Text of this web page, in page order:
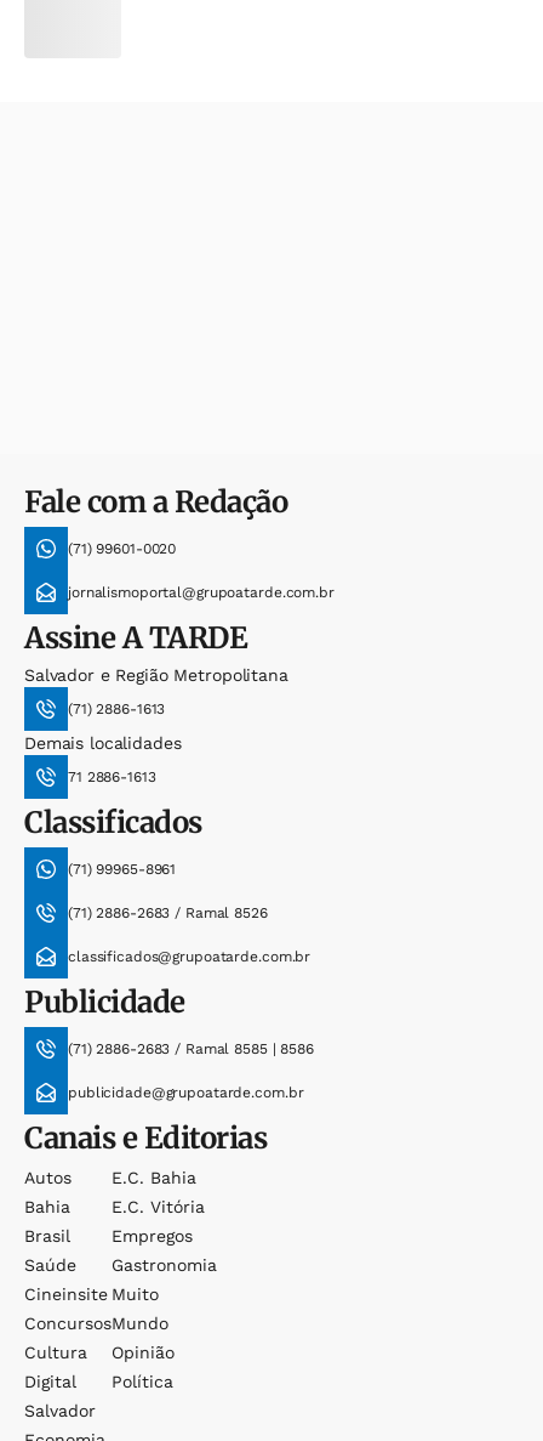
Fale com a Redação
(71) 99601-0020
jornalismoportal@grupoatarde.com.br
AssineA TARDE
Salvador e Região Metropolitana
(71) 2886-1613
Demais localidades
71 2886-1613
Classificados
(71) 99965-8961
(71) 2886-2683 / Ramal 8526
classificados@grupoatarde.com.br
Publicidade
(71) 2886-2683 / Ramal 8585 | 8586
publicidade@grupoatarde.com.br
Canais e Editorias
Autos
Bahia
Brasil
Saúde
Cineinsite
Concursos
Cultura
Digital
Salvador
E.c. Bahia
E.c. Vitória
Empregos
Gastronomia
Muito
Mundo
Opinião
Política